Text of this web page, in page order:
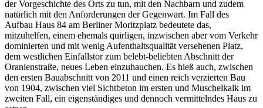
der Vorgeschichte des Orts zu tun, mit den Nachbarn und zudem
natürlich mit den Anforderungen der Gegenwart. Im Fall des
Aufbau Haus 84 am Berliner Moritzplatz bedeutete das,
mitzuhelfen, einem ehemals quirligen, inzwischen aber vom Verkehr
dominierten und mit wenig Aufenthaltsqualität versehenen Platz,
dem westlichen Einfallstor zum belebt-beliebten Abschnitt der
Oranienstraße, neues Leben einzuhauchen. Es hieß auch, zwischen
den ersten Bauabschnitt von 2011 und einen reich verzierten Bau
von 1904, zwischen viel Sichtbeton im ersten und Muschelkalk im
zweiten Fall, ein eigenständiges und dennoch vermittelndes Haus zu